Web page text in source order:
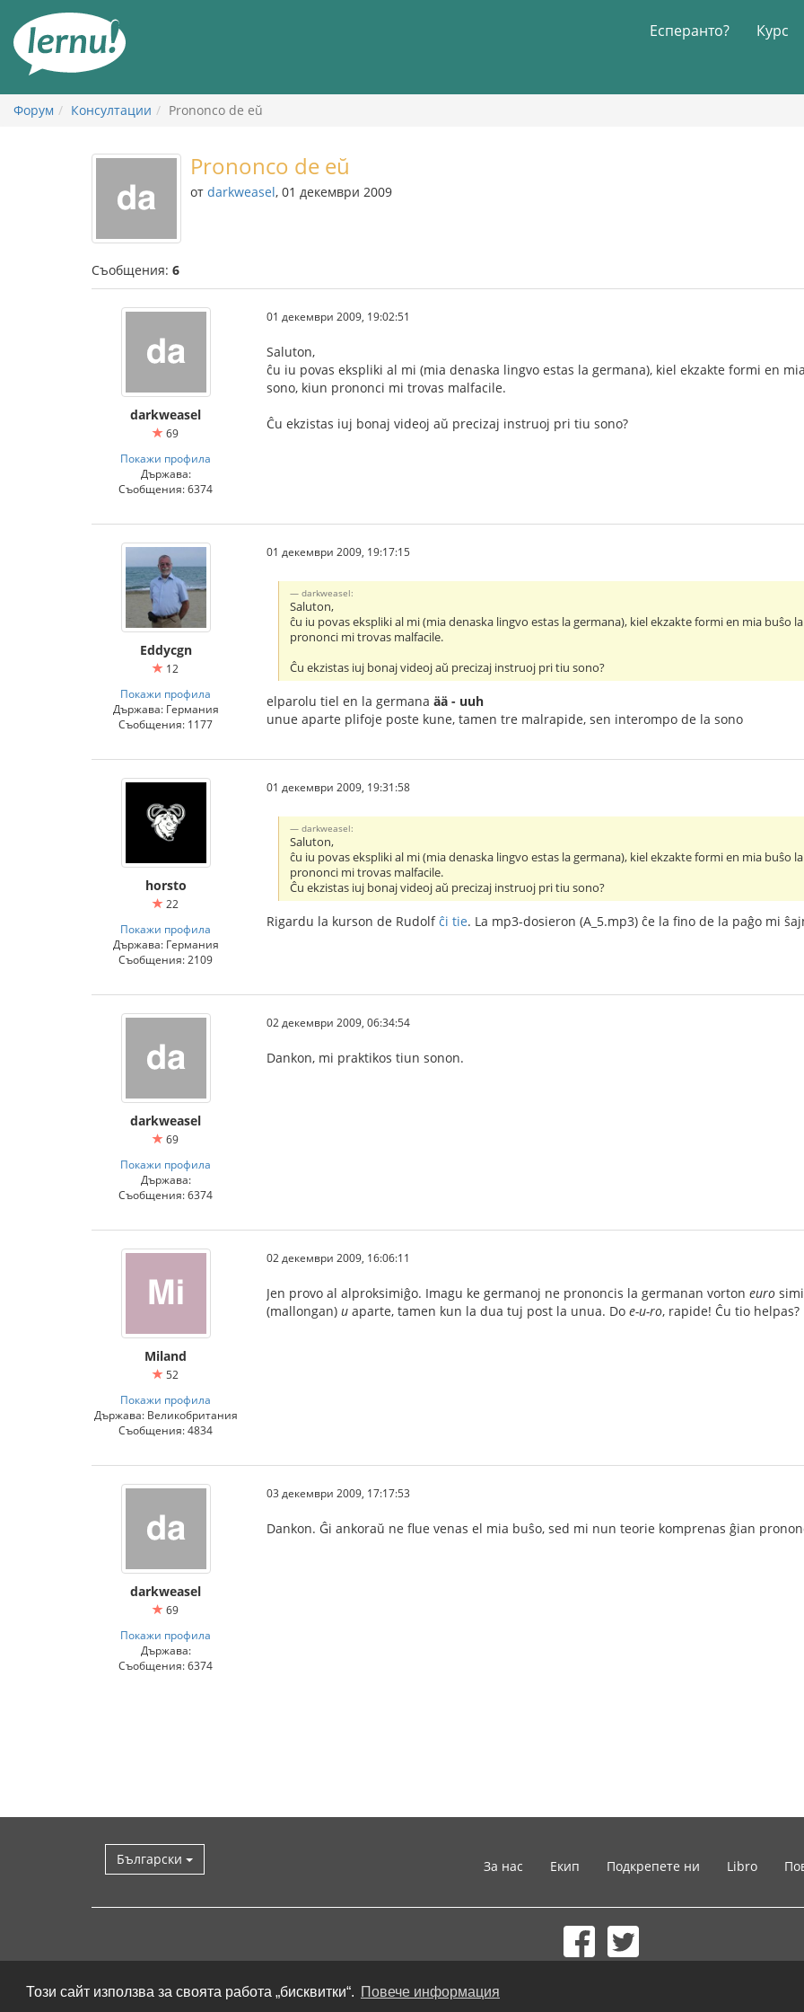
Този сайт използва за своята работа „бисквитки“. Повече информация
съдържанието
Есперанто? Курс
Форум Консултации Prononco de eŭ
Prononco de eŭ
от darkweasel, 01 декември 2009
Съобщения: 6
darkweasel
69
Покажи профила
Държава:
Съобщения: 6374
01 декември 2009, 19:02:51
Saluton,
ĉu iu povas ekspliki al mi (mia denaska lingvo estas la germana), kiel ekzakte formi en
sono, kiun prononci mi trovas malfacile.
Ĉu ekzistas iuj bonaj videoj aŭ precizaj instruoj pri tiu sono?
Eddycgn
12
Покажи профила
Държава: Германия
Съобщения: 1177
01 декември 2009, 19:17:15
darkweasel:
Saluton,
ĉu iu povas ekspliki al mi (mia denaska lingvo estas la germana), kiel ekzakte formi en mia buŝo
prononci mi trovas malfacile.
Ĉu ekzistas iuj bonaj videoj aŭ precizaj instruoj pri tiu sono?
elparolu tiel en la germana ää - uuh
unue aparte plifoje poste kune, tamen tre malrapide, sen interompo de la sono
horsto
22
Покажи профила
Държава: Германия
Съобщения: 2109
01 декември 2009, 19:31:58
darkweasel:
Saluton,
ĉu iu povas ekspliki al mi (mia denaska lingvo estas la germana), kiel ekzakte formi en mia buŝo
prononci mi trovas malfacile.
Ĉu ekzistas iuj bonaj videoj aŭ precizaj instruoj pri tiu sono?
Rigardu la kurson de Rudolfĉi tie. La mp3-dosieron (A_5.mp3) ĉe la fino de la paĝo mi
darkweasel
69
Покажи профила
Държава:
Съобщения: 6374
02 декември 2009, 06:34:54
Dankon, mi praktikos tiun sonon.
Miland
52
Покажи профила
Държава: Великобритания
Съобщения: 4834
02 декември 2009, 16:06:11
Jen provo al alproksimiĝo. Imagu ke germanoj ne prononcis la germanan vorton euro
(mallongan) u aparte, tamen kun la dua tuj post la unua. Do e-u-ro, rapide! Ĉu tio helpas?
darkweasel
69
Покажи профила
Държава:
Съобщения: 6374
03 декември 2009, 17:17:53
Dankon. Ĝi ankoraŭ ne flue venas el mia buŝo, sed mi nun teorie komprenas ĝian
Български За нас Екип Подкрепете ни Libro